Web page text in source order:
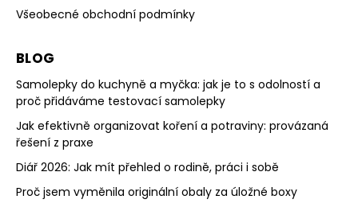
Všeobecné obchodní podmínky
BLOG
Samolepky do kuchyně a myčka: jak je to s odolností a
proč přidáváme testovací samolepky
Jak efektivně organizovat koření a potraviny: provázaná
řešení z praxe
Diář 2026: Jak mít přehled o rodině, práci i sobě
Proč jsem vyměnila originální obaly za úložné boxy